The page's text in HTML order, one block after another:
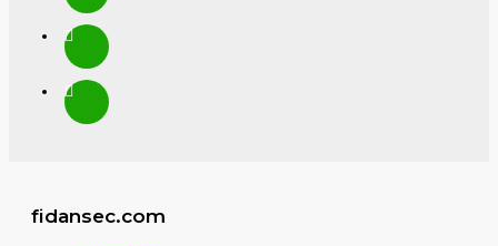
fidansec.com